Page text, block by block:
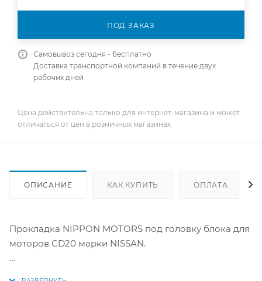
ПОД ЗАКАЗ
Самовывоз сегодня - бесплатно
Доставка транспортной компаний в течение двух
рабочих дней
Цена действительна только для интернет-магазина и может
отличаться от цен в розничных магазинах
ОПИСАНИЕ КАК КУПИТЬ ОПЛАТА
Прокладка NIPPON MOTORS под головку блока для
моторов CD20 марки NISSAN.